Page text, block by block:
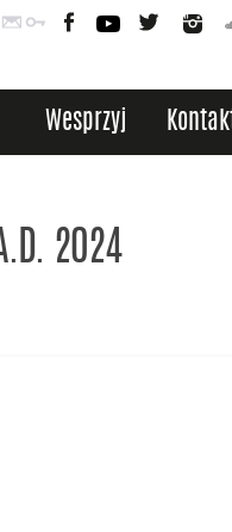
PocztaLogowanie
FacebookYouTubeTwitter
Wesprzyj
2024